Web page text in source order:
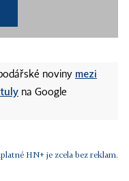
noviny mezi
na Google
HN+ je zcela bez reklam.